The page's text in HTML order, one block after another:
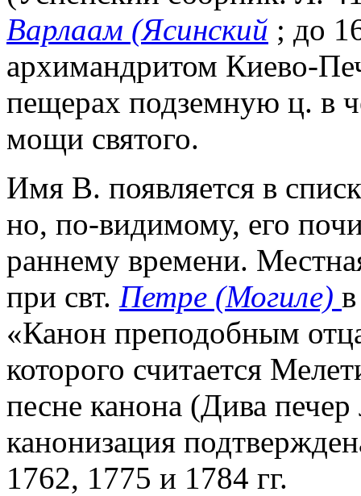
Варлаам (Ясинский ; до
архимандритом Киево-
пещерах подземную ц. в
мощи святого.
Имя В. появляется в
но, по-видимому, его
раннему времени.
при свт. Петре (Могиле)
«Канон преподобным
которого считается
песне канона (Дива
канонизация
1762, 1775 и 1784 гг.